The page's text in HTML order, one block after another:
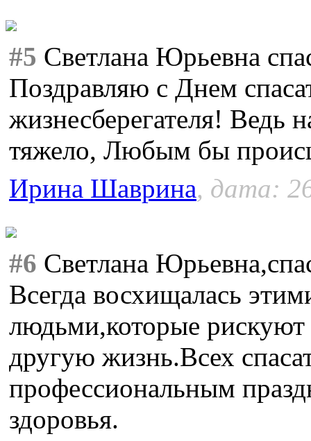
#5 Светлана Юрьевна
Поздравляю с Днем
жизнесберегателя! Ведь
тяжело, Любым бы
Ирина Шаврина, дата:
#6 Светлана
Всегда восхищалась
людьми,которые
другую жизнь.Всех
профессиональным
здоровья.